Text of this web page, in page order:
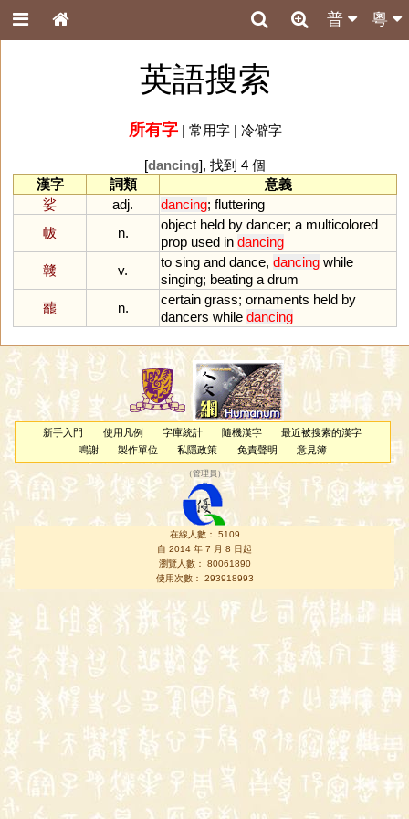
粵
普
英語搜索
所有字| 常用字| 冷僻字
[dancing], 找到 4 個
漢字
詞類
意義
娑
adj. dancing; fluttering
帗
n.
object held by dancer; a multicolored
prop used in dancing
竷
v.
to sing and dance, dancing while
singing; beating a drum
藣
n.
certain grass; ornaments held by
dancers while dancing
新手入門 使用凡例 字庫統計 隨機漢字
最近被搜索的漢字
鳴謝
製作單位 私隱政策 免責聲明 意見簿
（管理員 ）
在線人數： 5109
自 2014 年 7 月 8 日起
瀏覽人數： 80061890
使用次數： 293918993